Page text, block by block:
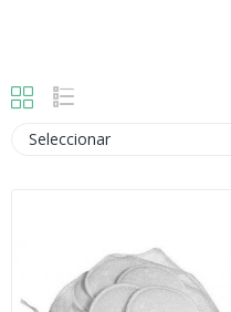
Seleccionar